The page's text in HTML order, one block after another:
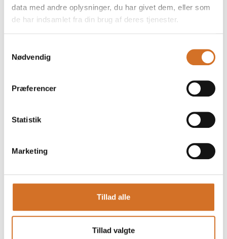
data med andre oplysninger, du har givet dem, eller som
de har indsamlet fra din brug af deres tjenester.
Nødvendig
Præferencer
Statistik
Marketing
Tillad alle
Tillad valgte
Produktet er medbragt på messen